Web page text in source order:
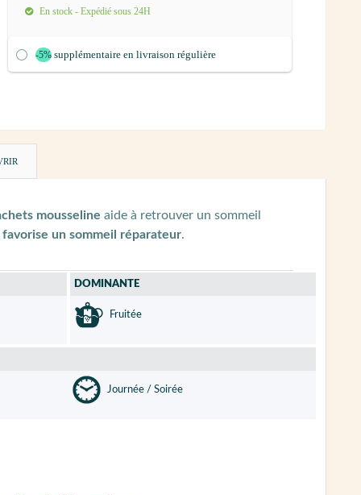
En stock - Expédié sous 24H
-5% supplémentaire en livraison régulière
mousseline aide à retrouver un sommeil
favorise un sommeil réparateur.
DOMINANTE
Fruitée
Journée / Soirée